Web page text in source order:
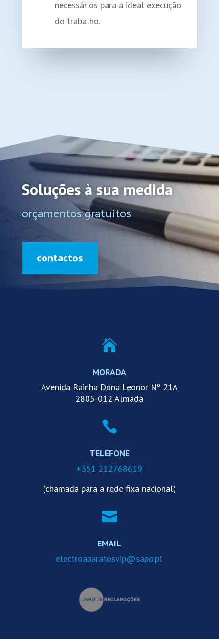
necessários para a ideal execução
do trabalho.
Soluções à sua medida
orçamentos gratuitos
contactos

MORADA
Avenida Rainha Dona Leonor Nº 21A
2805-012 Almada

TELEFONE
+351 212768619
(chamada para a rede fixa nacional)

EMAIL
electroaparatosvip@sapo.pt